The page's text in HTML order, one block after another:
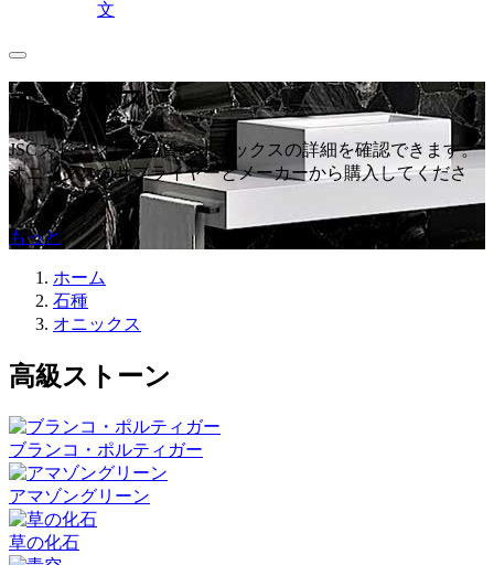
文
オニックス
JSCストーンで高品質のオニックスの詳細を確認できます。
オニックスのサプライヤーとメーカーから購入してくださ
い。
もっと
ホーム
石種
オニックス
高級ストーン
ブランコ・ポルティガー
アマゾングリーン
草の化石